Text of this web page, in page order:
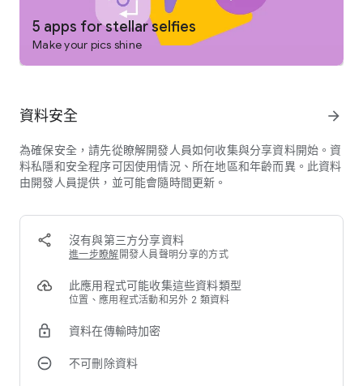
• 局部調整：精準調整特定區域的亮度、對比或飽和度，不影響
相片其他部分
• 修復：移除團體照中意外入鏡的人物或物體
• 底片：運用全面更新的擬真底片模擬效果，重現經典底片的美
• 光暈：加入真實感十足的亮部光暈，重現經典類比鏡頭效果
• RAW 顯影：開啟及調整部分類型的 RAW 檔案
• 雙重曝光：運用靈感來自底片和數位處理的混合模式，將兩張
相片合而為一
• 細節：神奇地呈現相片中的表面紋理
• 裁剪和旋轉：裁剪為標準尺寸、旋轉 90°，或拉正傾斜的地平
• 透視：修正傾斜的線條，讓地平線或建築物呈現完美的幾何形
• 白平衡：調整色彩，讓相片看起來更自然
• 暈映：將相片角落調暗，營造經典攝影效果
• 色相/飽和度/亮度：精準調整任何顏色的色相、飽和度和亮度
5 apps for stellar selfies
Make your pics shine
資料安全 arrow_forward
為確保安全，請先從瞭解開發人員如何收集與分享資料開始。資
料私隱和安全程序可因使用情況、所在地區和年齡而異。此資料
由開發人員提供，並可能會隨時間更新。
沒有與第三方分享資料
進一步瞭解 開發人員聲明分享的方式
此應用程式可能收集這些資料類型
位置、應用程式活動和另外 2 類資料
資料在傳輸時加密
不可刪除資料